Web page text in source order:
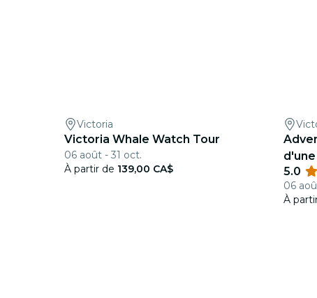
Victoria
Victoria Whale Watch Tour
06 août - 31 oct.
À partir de 139,00 CA$
5.0
06
À